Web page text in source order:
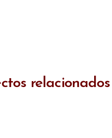
relacionados